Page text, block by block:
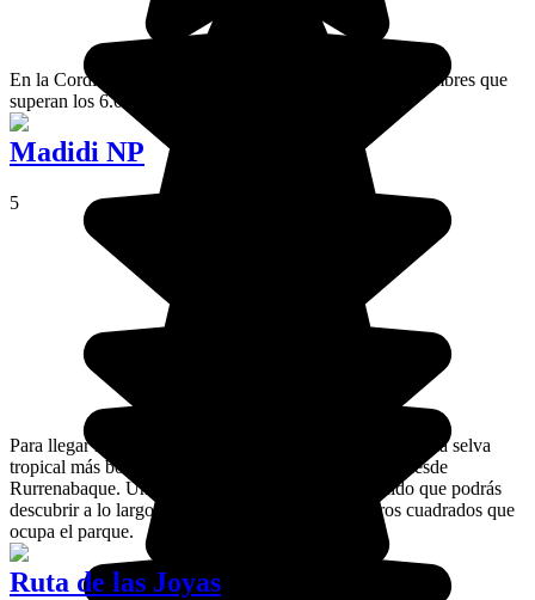
En la Cordillera Real, el Huayna Potosí es una de las cumbres que
superan los 6.000 metros más accesibles del mundo.
Madidi NP
5
Para llegar hasta el parque nacional Madidi, que alberga la selva
tropical más bonita de Bolivia, debes partir en barco desde
Rurrenabaque. Un mundo prácticamente desconocido que podrás
descubrir a lo largo de los más de 18 000 kilómetros cuadrados que
ocupa el parque.
Ruta de las Joyas